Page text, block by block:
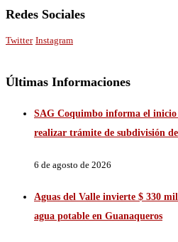
Redes Sociales
Twitter Instagram
Últimas Informaciones
SAG Coquimbo informa el inicio
realizar trámite de subdivisión
6 de agosto de 2026
Aguas del Valle invierte $ 330
agua potable en Guanaqueros